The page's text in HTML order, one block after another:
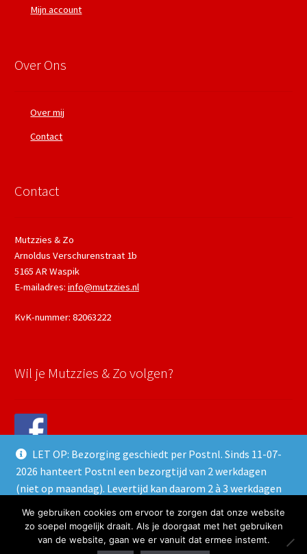
LET OP: Bezorging geschiedt per Postnl. Sinds 11-07-
2026 hanteert Postnl een bezorgtijd van 2 werkdagen
(niet op maandag). Levertijd kan daarom 2 à 3 werkdagen
duren.
Negeren
Mijn account
Over Ons
Over mij
Contact
Contact
Mutzzies & Zo
Arnoldus Verschurenstraat 1b
5165 AR Waspik
E-mailadres: info@mutzzies.nl
KvK-nummer: 82063222
Wil je Mutzzies & Zo volgen?
© 2021 Mutzzies & Zo - Powered and maintained bywinkeltjes.net
We gebruiken cookies om ervoor te zorgen dat onze website
zo soepel mogelijk draait. Als je doorgaat met het gebruiken
van de website, gaan we er vanuit dat ermee instemt.